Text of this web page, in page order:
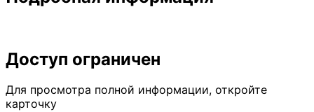
Доступ ограничен
Для просмотра полной информации, откройте
карточку